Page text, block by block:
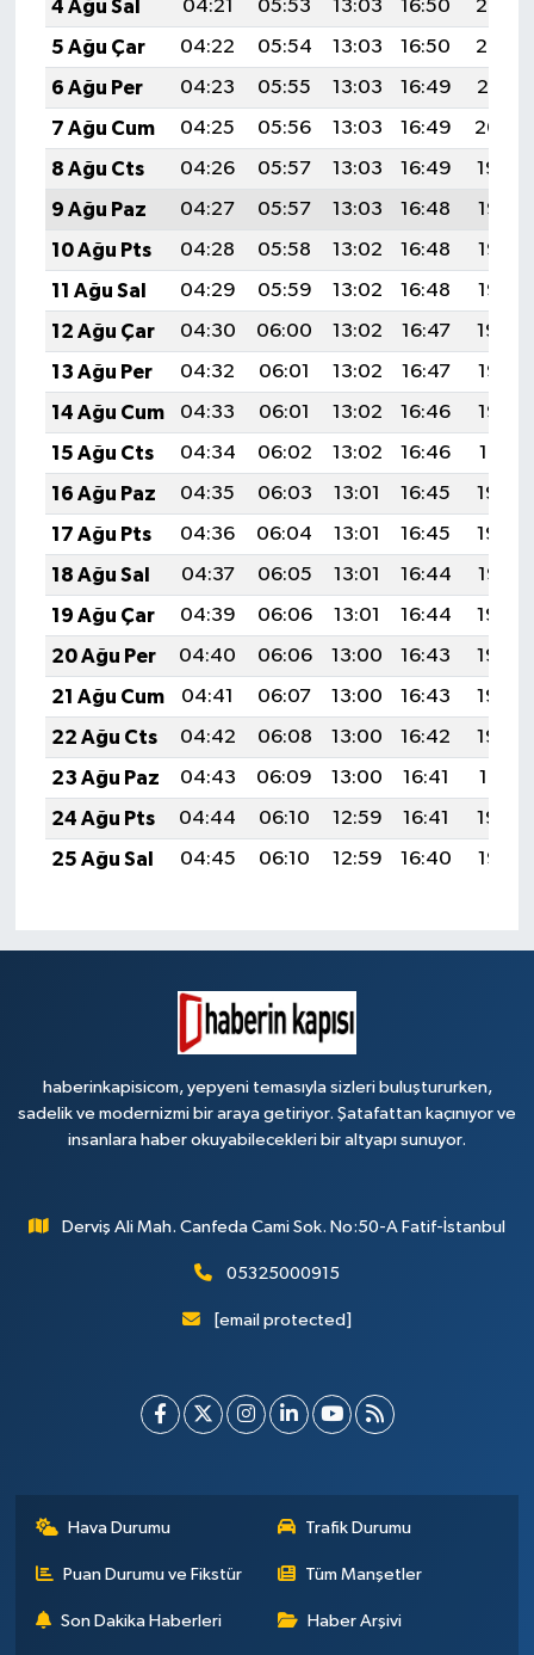
4 Ağu Sal
04:21 05:53 13:03 16:50
20:03
5 Ağu Çar
04:22 05:54 13:03 16:50
20:02
6 Ağu Per
04:23 05:55 13:03 16:49
20:01
7 Ağu Cum
04:25 05:56 13:03 16:49
20:00
8 Ağu Cts
04:26 05:57 13:03 16:49
19:59
9 Ağu Paz
04:27 05:57 13:03 16:48
19:58
10 Ağu Pts
04:28 05:58 13:02 16:48
19:57
11 Ağu Sal
04:29 05:59 13:02 16:48
19:56
12 Ağu Çar
04:30 06:00 13:02 16:47
19:54
13 Ağu Per
04:32 06:01 13:02 16:47
19:53
14 Ağu Cum
04:33 06:01 13:02 16:46
19:52
15 Ağu Cts
04:34 06:02 13:02 16:46
19:51
16 Ağu Paz
04:35 06:03 13:01 16:45
19:50
17 Ağu Pts
04:36 06:04 13:01 16:45
19:48
18 Ağu Sal
04:37 06:05 13:01 16:44
19:47
19 Ağu Çar
04:39 06:06 13:01 16:44
19:46
20 Ağu Per
04:40 06:06 13:00 16:43
19:45
21 Ağu Cum
04:41 06:07 13:00 16:43
19:43
22 Ağu Cts
04:42 06:08 13:00 16:42
19:42
23 Ağu Paz
04:43 06:09 13:00 16:41
19:41
24 Ağu Pts
04:44 06:10 12:59 16:41
19:39
25 Ağu Sal
04:45 06:10 12:59 16:40 19:38
haberinkapisicom, yepyeni temasıyla sizleri buluştururken,
sadelik ve modernizmi bir araya getiriyor. Şatafattan kaçınıyor ve
insanlara haber okuyabilecekleri bir altyapı sunuyor.
Derviş Ali Mah. Canfeda Cami Sok. No:50-A Fatif-İstanbul
05325000915
[email protected]
Hava Durumu Trafik Durumu
Puan Durumu ve Fikstür Tüm Manşetler
Son Dakika Haberleri Haber Arşivi